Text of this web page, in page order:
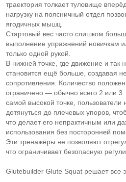
траектория толкает туловище
нагрузку на поясничный отдел
ягодичных мышц.
Стартовый вес часто слишком
выполнение упражнений новичкам
только одной рукой.
В нижней точке, где движение и так
становится ещё больше, создавая
сопротивления. Количество
ограничено — обычно всего 2 или
самой высокой точке, пользователи
дотянуться до плечевых упоров,
что делает его непрактичным или
использования без посторонней
Эти тренажёры не позволяют
что ограничивает безопасную
Glutebuilder Glute Squat решает все